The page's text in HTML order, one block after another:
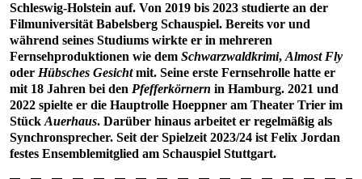
Schleswig-Holstein auf. Von 2019 bis 2023 studierte an der
Filmuniversität Babelsberg Schauspiel. Bereits vor und
während seines Studiums wirkte er in mehreren
Fernsehproduktionen wie dem Schwarzwaldkrimi, Almost Fly
oder Hübsches Gesichtmit. Seine erste Fernsehrolle hatte er
mit 18 Jahren bei den Pfefferkörnern in Hamburg. 2021 und
2022 spielte er die Hauptrolle Hoeppner am Theater Trier im
Stück Auerhaus. Darüber hinaus arbeitet er regelmäßig als
Synchronsprecher. Seit der Spielzeit 2023/24 ist Felix Jordan
festes Ensemblemitglied am Schauspiel Stuttgart.